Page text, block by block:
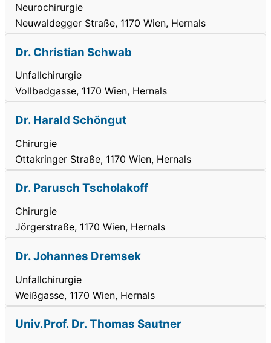
Neurochirurgie
Neuwaldegger Straße, 1170 Wien, Hernals
Dr. Christian Schwab
Unfallchirurgie
Vollbadgasse, 1170 Wien, Hernals
Dr. Harald Schöngut
Chirurgie
Ottakringer Straße, 1170 Wien, Hernals
Dr. Parusch Tscholakoff
Chirurgie
Jörgerstraße, 1170 Wien, Hernals
Dr. Johannes Dremsek
Unfallchirurgie
Weißgasse, 1170 Wien, Hernals
Univ.Prof. Dr. Thomas Sautner